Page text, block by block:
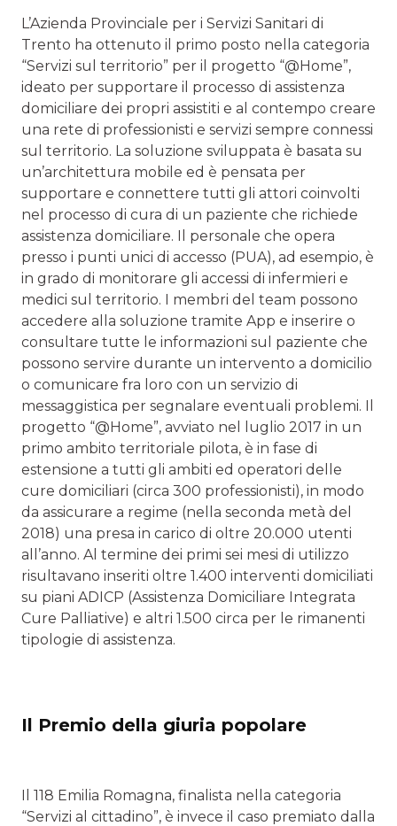
L’Azienda Provinciale per i Servizi Sanitari di
Trento ha ottenuto il primo posto nella categoria
“Servizi sul territorio” per il progetto “@Home”,
ideato per supportare il processo di assistenza
domiciliare dei propri assistiti e al contempo creare
una rete di professionisti e servizi sempre connessi
sul territorio. La soluzione sviluppata è basata su
un’architettura mobile ed è pensata per
supportare e connettere tutti gli attori coinvolti
nel processo di cura di un paziente che richiede
assistenza domiciliare. Il personale che opera
presso i punti unici di accesso (PUA), ad esempio, è
in grado di monitorare gli accessi di infermieri e
medici sul territorio. I membri del team possono
accedere alla soluzione tramite App e inserire o
consultare tutte le informazioni sul paziente che
possono servire durante un intervento a domicilio
o comunicare fra loro con un servizio di
messaggistica per segnalare eventuali problemi. Il
progetto “@Home”, avviato nel luglio 2017 in un
primo ambito territoriale pilota, è in fase di
estensione a tutti gli ambiti ed operatori delle
cure domiciliari (circa 300 professionisti), in modo
da assicurare a regime (nella seconda metà del
2018) una presa in carico di oltre 20.000 utenti
all’anno. Al termine dei primi sei mesi di utilizzo
risultavano inseriti oltre 1.400 interventi domiciliati
su piani ADICP (Assistenza Domiciliare Integrata
Cure Palliative) e altri 1.500 circa per le rimanenti
tipologie di assistenza.
Il Premio della giuria popolare
Il 118 Emilia Romagna, finalista nella categoria
“Servizi al cittadino”, è invece il caso premiato dalla